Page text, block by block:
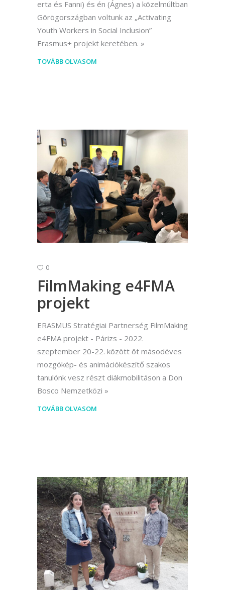
erta és Fanni) és én (Ágnes) a közelmúltban
Görögországban voltunk az „Activating
Youth Workers in Social Inclusion”
Erasmus+ projekt keretében.
TOVÁBB OLVASOM
0
FilmMaking e4FMA
projekt
ERASMUS Stratégiai Partnerség FilmMaking
e4FMA projekt - Párizs - 2022.
szeptember 20-22. között öt másodéves
mozgókép- és animációkészítő szakos
tanulónk vesz részt diákmobilitáson a Don
Bosco Nemzetközi
TOVÁBB OLVASOM